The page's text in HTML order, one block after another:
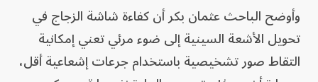
وأوضح الباحث عثمان بكر أن كفاءة شاشة الزجاج في
تحويل الأشعة السينية إلى ضوء مرئي تعني إمكانية
التقاط صور تشخيصية باستخدام جرعات إشعاعية أقل،